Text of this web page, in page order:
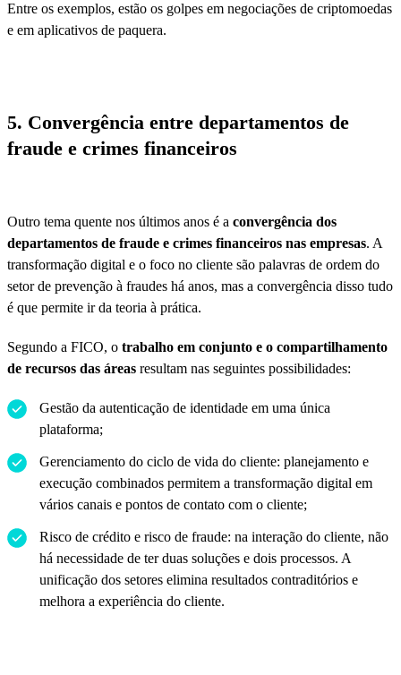
Entre os exemplos, estão os golpes em negociações de criptomoedas
e em aplicativos de paquera.
5. Convergência entre departamentos de
fraude e crimes financeiros
Outro tema quente nos últimos anos é a convergência dos
departamentos de fraude e crimes financeiros nas empresas. A
transformação digital e o foco no cliente são palavras de ordem do
setor de prevenção à fraudes há anos, mas a convergência disso tudo
é que permite ir da teoria à prática.
Segundo a FICO, o trabalho em conjunto e o compartilhamento
de recursos das áreas resultam nas seguintes possibilidades:
Gestão da autenticação de identidade em uma única
plataforma;
Gerenciamento do ciclo de vida do cliente: planejamento e
execução combinados permitem a transformação digital em
vários canais e pontos de contato com o cliente;
Risco de crédito e risco de fraude: na interação do cliente, não
há necessidade de ter duas soluções e dois processos. A
unificação dos setores elimina resultados contraditórios e
melhora a experiência do cliente.